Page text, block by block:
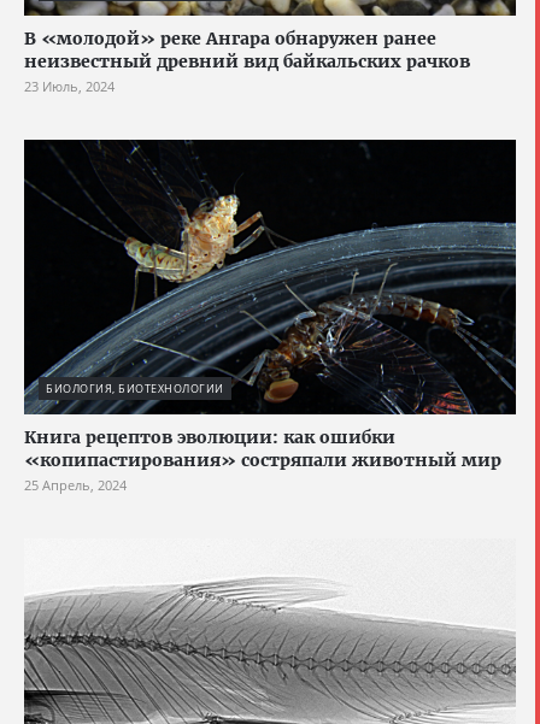
В «молодой» реке Ангара обнаружен ранее
неизвестный древний вид байкальских рачков
23 Июль, 2024
БИОЛОГИЯ, БИОТЕХНОЛОГИИ
Книга рецептов эволюции: как ошибки
«копипастирования» состряпали животный мир
25 Апрель, 2024